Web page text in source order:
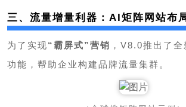
三、流量增量利器：AI矩阵网站布
为了实现“霸屏式”营销 ，V8.0推出了全
功能，帮助企业构建品牌流量集群。